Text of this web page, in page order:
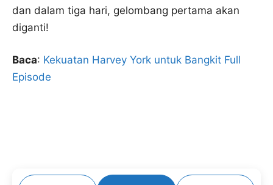
dan dalam tiga hari, gelombang pertama akan
diganti!
Baca: Kekuatan Harvey York untuk Bangkit Full
Episode